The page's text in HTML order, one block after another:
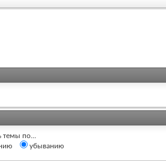
темы по...
убыванию